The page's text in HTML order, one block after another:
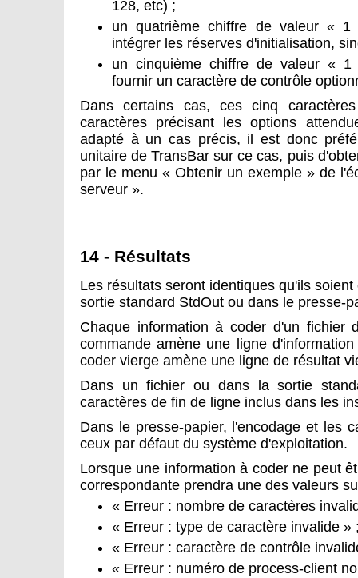
128, etc) ;
un quatrième chiffre de valeur «
intégrer les réserves d'initialisation,
un cinquième chiffre de valeur «
fournir un caractère de contrôle
Dans certains cas, ces cinq
caractères précisant les options
adapté à un cas précis, il est donc
unitaire de TransBar sur ce cas, puis
par le menu « Obtenir un exemple » de
serveur ».
14 - Résultats
Les résultats seront identiques qu'ils
sortie standard StdOut ou dans le presse-
Chaque information à coder d'un fichier
commande amène une ligne
coder vierge amène une ligne de résultat
Dans un fichier ou dans la sortie
caractères de fin de ligne inclus dans les
Dans le presse-papier, l'encodage et les
ceux par défaut du système d'exploitation.
Lorsque une information à coder ne peut
correspondante prendra une des valeurs
« Erreur : nombre de caractères
« Erreur : type de caractère invalide »
« Erreur : caractère de contrôle
« Erreur : numéro de process-client